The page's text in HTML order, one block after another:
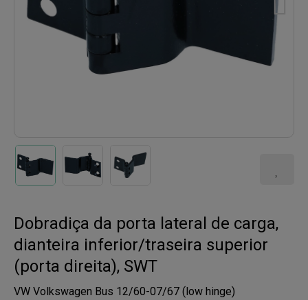
Dobradiça da porta lateral de carga,
dianteira inferior/traseira superior
(porta direita), SWT
VW Volkswagen Bus 12/60-07/67 (low hinge)